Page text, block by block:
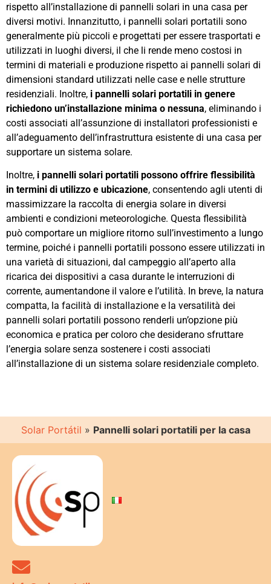
rispetto all’installazione di pannelli solari in una casa per
diversi motivi. Innanzitutto, i pannelli solari portatili sono
generalmente più piccoli e progettati per essere trasportati e
utilizzati in luoghi diversi, il che li rende meno costosi in
termini di materiali e produzione rispetto ai pannelli solari di
dimensioni standard utilizzati nelle case e nelle strutture
residenziali. Inoltre, i pannelli solari portatili in genere
richiedono un’installazione minima o nessuna, eliminando i
costi associati all’assunzione di installatori professionisti e
all’adeguamento dell’infrastruttura esistente di una casa per
supportare un sistema solare.
Inoltre, i pannelli solari portatili possono offrire flessibilità
in termini di utilizzo e ubicazione, consentendo agli utenti di
massimizzare la raccolta di energia solare in diversi
ambienti e condizioni meteorologiche. Questa flessibilità
può comportare un migliore ritorno sull’investimento a lungo
termine, poiché i pannelli portatili possono essere utilizzati in
una varietà di situazioni, dal campeggio all’aperto alla
ricarica dei dispositivi a casa durante le interruzioni di
corrente, aumentandone il valore e l’utilità. In breve, la natura
compatta, la facilità di installazione e la versatilità dei
pannelli solari portatili possono renderli un’opzione più
economica e pratica per coloro che desiderano sfruttare
l’energia solare senza sostenere i costi associati
all’installazione di un sistema solare residenziale completo.
Solar Portátil » Pannelli solari portatili per la casa